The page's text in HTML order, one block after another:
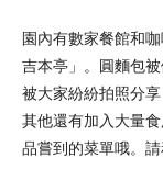
園內有數家餐館和
吉本亭」。圓麵包
被大家紛紛拍照分享
其他還有加入大量
品嘗到的菜單哦。